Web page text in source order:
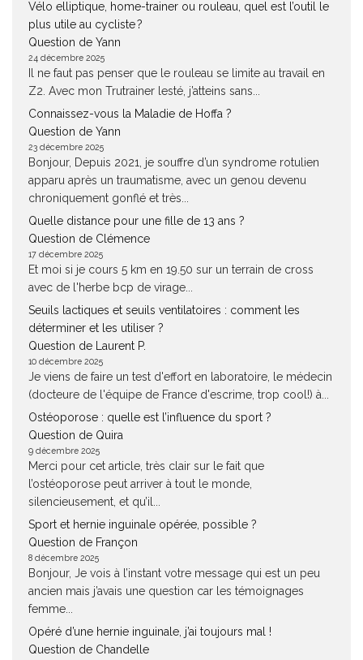
Vélo elliptique, home-trainer ou rouleau, quel est l’outil le
plus utile au cycliste ?
Question de Yann
24 décembre 2025
Il ne faut pas penser que le rouleau se limite au travail en
Z2. Avec mon Trutrainer lesté, j’atteins sans...
Connaissez-vous la Maladie de Hoffa ?
Question de Yann
23 décembre 2025
Bonjour, Depuis 2021, je souffre d’un syndrome rotulien
apparu après un traumatisme, avec un genou devenu
chroniquement gonflé et très...
Quelle distance pour une fille de 13 ans ?
Question de Clémence
17 décembre 2025
Et moi si je cours 5 km en 19.50 sur un terrain de cross
avec de l'herbe bcp de virage...
Seuils lactiques et seuils ventilatoires : comment les
déterminer et les utiliser ?
Question de Laurent P.
10 décembre 2025
Je viens de faire un test d'effort en laboratoire, le médecin
(docteure de l'équipe de France d'escrime, trop cool!) à...
Ostéoporose : quelle est l’influence du sport ?
Question de Quira
9 décembre 2025
Merci pour cet article, très clair sur le fait que
l’ostéoporose peut arriver à tout le monde,
silencieusement, et qu’il...
Sport et hernie inguinale opérée, possible ?
Question de Françon
8 décembre 2025
Bonjour, Je vois à l’instant votre message qui est un peu
ancien mais j’avais une question car les témoignages
femme...
Opéré d’une hernie inguinale, j’ai toujours mal !
Question de Chandelle